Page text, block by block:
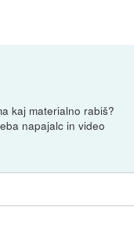
kaj materialno rabiš?
napajalc in video